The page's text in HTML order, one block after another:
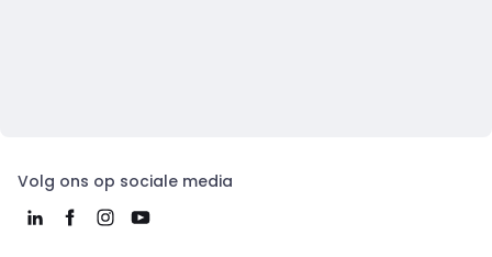
Volg ons op sociale media